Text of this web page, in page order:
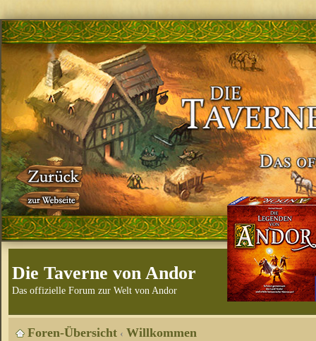
Die Taverne von Andor
Das offizielle Forum zur Welt von Andor
Foren-Übersicht ‹ Willkommen